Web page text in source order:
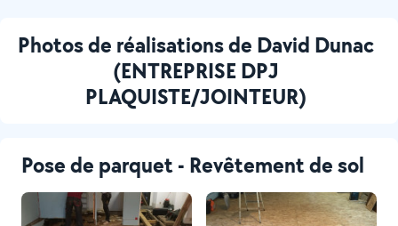
Photos de réalisations de David Dunac
(ENTREPRISE DPJ
PLAQUISTE/JOINTEUR)
Pose de parquet - Revêtement de sol